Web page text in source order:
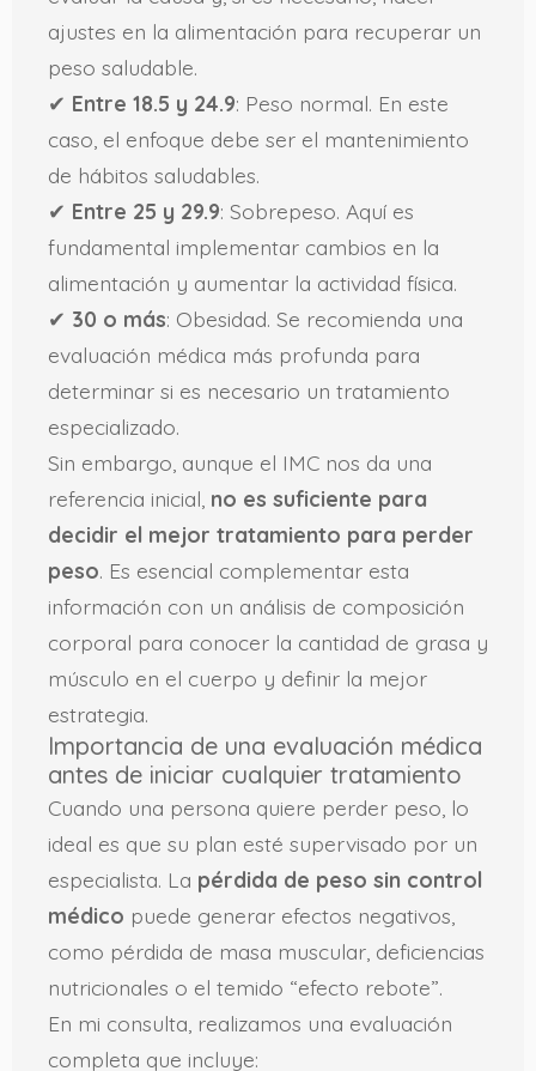
ajustes en la alimentación para recuperar un
peso saludable.
✔ Entre 18.5 y 24.9: Peso normal. En este
caso, el enfoque debe ser el mantenimiento
de hábitos saludables.
✔ Entre 25 y 29.9: Sobrepeso. Aquí es
fundamental implementar cambios en la
alimentación y aumentar la actividad física.
✔ 30 o más: Obesidad. Se recomienda una
evaluación médica más profunda para
determinar si es necesario un tratamiento
especializado.
Sin embargo, aunque el IMC nos da una
referencia inicial, no es suficiente para
decidir el mejor tratamiento para perder
peso. Es esencial complementar esta
información con un análisis de composición
corporal para conocer la cantidad de grasa y
músculo en el cuerpo y definir la mejor
estrategia.
Importancia de una evaluación médica
antes de iniciar cualquier tratamiento
Cuando una persona quiere perder peso, lo
ideal es que su plan esté supervisado por un
especialista. La pérdida de peso sin control
médico puede generar efectos negativos,
como pérdida de masa muscular, deficiencias
nutricionales o el temido “efecto rebote”.
En mi consulta, realizamos una evaluación
completa que incluye: